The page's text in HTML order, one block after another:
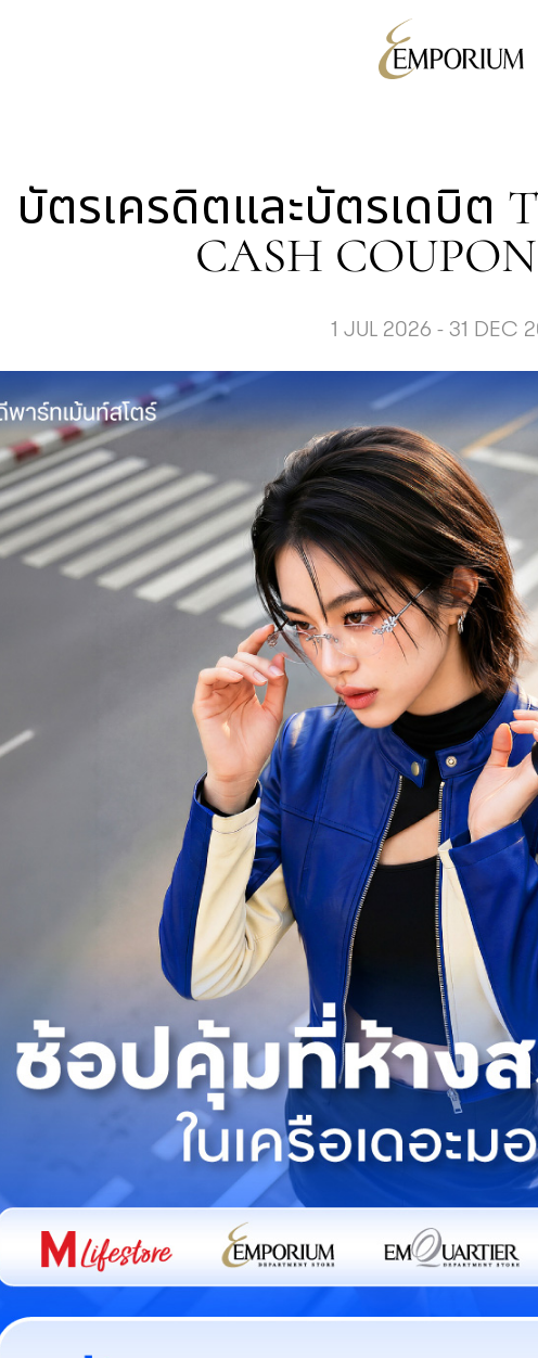
บัตรเครดิตและบัตรเดบิต
CASH
1 JUL 2026 - 31 DEC